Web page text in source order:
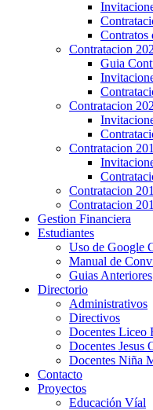
Contratos
Contratacion
Guia
Contratacion
Contratacion
Contratacion
Contratacion
Gestion Financiera
Estudiantes
Uso de Google
Manual de
Guias Anteriores
Directorio
Administrativos
Directivos
Docentes Liceo
Docentes Jesus
Docentes Niña
Contacto
Proyectos
Educación Víal